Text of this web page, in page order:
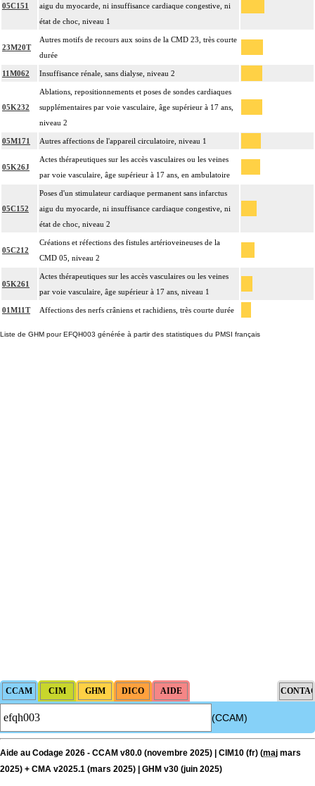
05C151
aigu du myocarde, ni insuffisance cardiaque congestive, ni
état de choc, niveau 1
23M20T
Autres motifs de recours aux soins de la CMD 23, très courte
durée
11M062 Insuffisance rénale, sans dialyse, niveau 2
05K232
Ablations, repositionnements et poses de sondes cardiaques
supplémentaires par voie vasculaire, âge supérieur à 17 ans,
niveau 2
05M171 Autres affections de l'appareil circulatoire, niveau 1
05K26J
Actes thérapeutiques sur les accès vasculaires ou les veines
par voie vasculaire, âge supérieur à 17 ans, en ambulatoire
05C152
Poses d'un stimulateur cardiaque permanent sans infarctus
aigu du myocarde, ni insuffisance cardiaque congestive, ni
état de choc, niveau 2
05C212
Créations et réfections des fistules artérioveineuses de la
CMD 05, niveau 2
05K261
Actes thérapeutiques sur les accès vasculaires ou les veines
par voie vasculaire, âge supérieur à 17 ans, niveau 1
01M11T Affections des nerfs crâniens et rachidiens, très courte durée
Liste de GHM pour EFQH003 générée à partir des statistiques du PMSI français
(CCAM)
Aide au Codage 2026 - CCAM v80.0 (novembre 2025) | CIM10 (fr) (maj mars
2025) + CMA v2025.1 (mars 2025) | GHM v30 (juin 2025)